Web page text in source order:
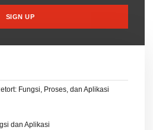
SIGN UP
Fungsi, Proses, dan Aplikasi
dan Aplikasi